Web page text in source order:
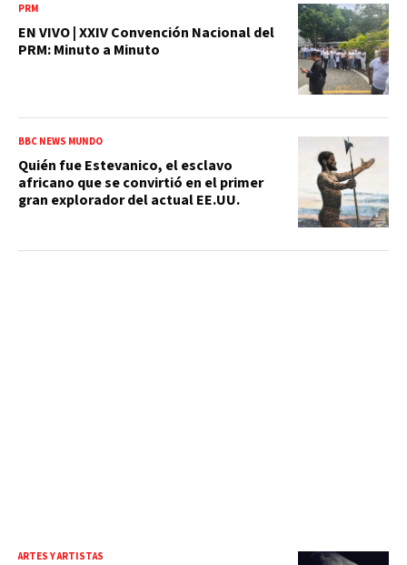
PRM
EN VIVO | XXIV Convención Nacional del
PRM: Minuto a Minuto
BBC NEWS MUNDO
Quién fue Estevanico, el esclavo
africano que se convirtió en el primer
gran explorador del actual EE.UU.
ARTES Y ARTISTAS